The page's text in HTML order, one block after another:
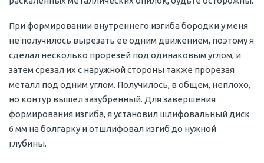
При формировании внутреннего изгиба бородки у меня
не получилось вырезать ее одним движением, поэтому я
сделал несколько прорезей под одинаковым углом, и
затем срезал их с наружной стороны также прорезая
металл под одним углом. Получилось, в общем, неплохо,
но контур вышел зазубренный. Для завершения
формирования изгиба, я установил шлифовальный диск
6 мм на болгарку и отшлифовал изгиб до нужной
глубины.